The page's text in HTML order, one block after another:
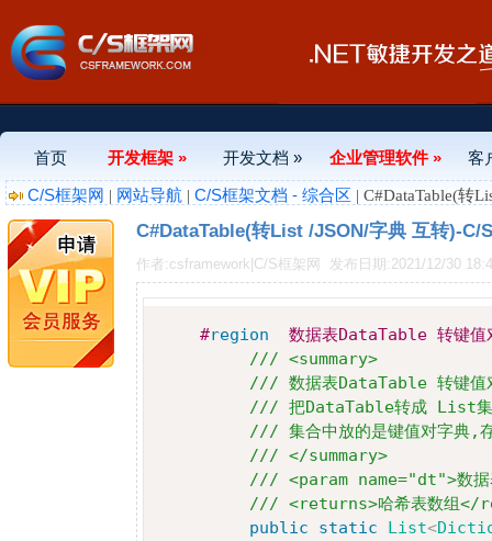
首页 开发框架 » 开发文档 » 企业管理软件 »
客
C/S框架网 | 网站导航 | C/S框架文档 - 综合区 | C#DataTable(转
C#DataTable(转List /JSON/字典 互转)-C/
作者:csframework|C/S框架网 发布日期:2021/12/30
#region
数据表DataTable 转键值
/// <summary>
/// 数据表DataTable 转键
/// 把DataTable转成 List
/// 集合中放的是键值对字典,
/// </summary>
/// <param name="dt">数
/// <returns>哈希表数组
public
static List<